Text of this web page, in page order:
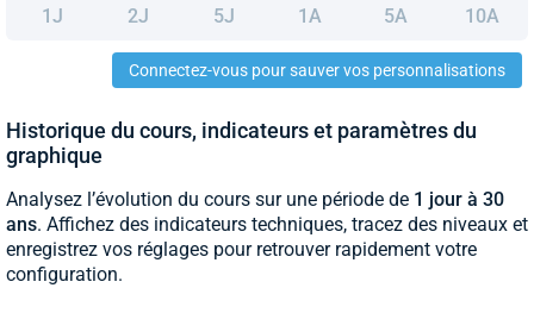
1J 2J 5J 1A 5A 10A
Connectez-vous pour sauver vos personnalisations
Historique du cours, indicateurs et paramètres du
graphique
Analysez l’évolution du cours sur une période de 1 jour à 30
ans. Affichez des indicateurs techniques, tracez des niveaux et
enregistrez vos réglages pour retrouver rapidement votre
configuration.